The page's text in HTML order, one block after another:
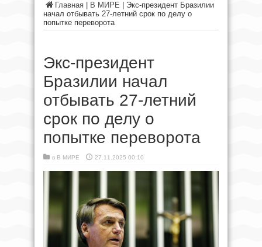
Главная В МИРЕ
Экс-президент Бразилии
начал отбывать 27-летний срок по делу о
попытке переворота
Экс-президент
Бразилии начал
отбывать 27-летний
срок по делу о
попытке переворота
в В МИРЕ 27.11.2025 00:10